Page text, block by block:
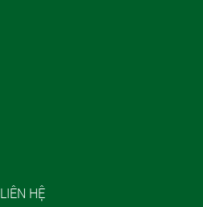
LIÊN HỆ